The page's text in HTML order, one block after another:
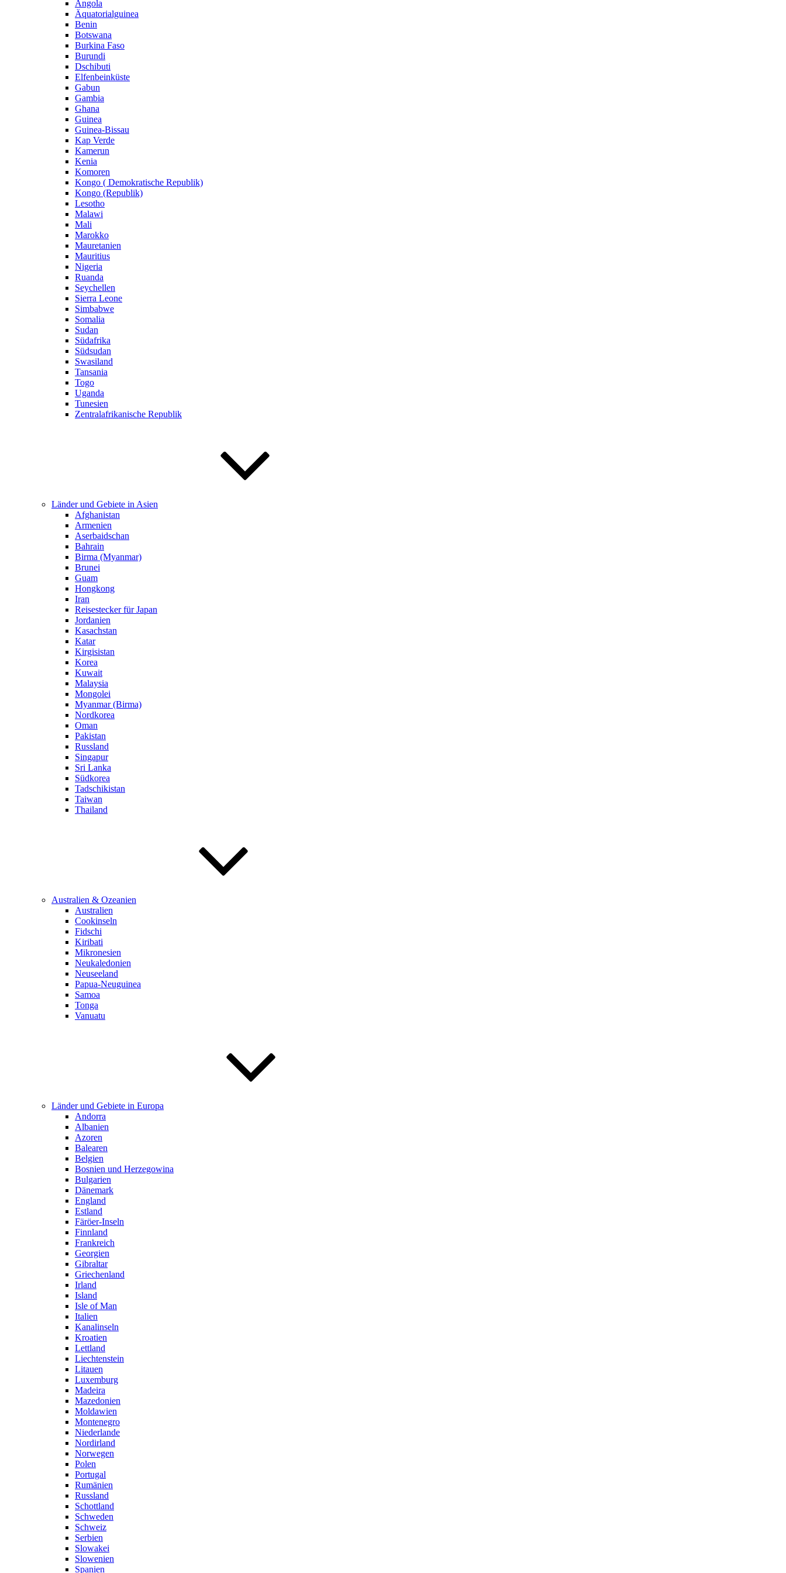
Angola
Äquatorialguinea
Benin
Botswana
Burkina Faso
Burundi
Dschibuti
Elfenbeinküste
Gabun
Gambia
Ghana
Guinea
Guinea-Bissau
Kap Verde
Kamerun
Kenia
Komoren
Kongo ( Demokratische Republik)
Kongo (Republik)
Lesotho
Malawi
Mali
Marokko
Mauretanien
Mauritius
Nigeria
Ruanda
Seychellen
Sierra Leone
Simbabwe
Somalia
Sudan
Südafrika
Südsudan
Swasiland
Tansania
Togo
Uganda
Tunesien
Zentralafrikanische Republik
Länder und Gebiete in Asien
Afghanistan
Armenien
Aserbaidschan
Bahrain
Birma (Myanmar)
Brunei
Guam
Hongkong
Iran
Reisestecker für Japan
Jordanien
Kasachstan
Katar
Kirgisistan
Korea
Kuwait
Malaysia
Mongolei
Myanmar (Birma)
Nordkorea
Oman
Pakistan
Russland
Singapur
Sri Lanka
Südkorea
Tadschikistan
Taiwan
Thailand
Australien & Ozeanien
Australien
Cookinseln
Fidschi
Kiribati
Mikronesien
Neukaledonien
Neuseeland
Papua-Neuguinea
Samoa
Tonga
Vanuatu
Länder und Gebiete in Europa
Andorra
Albanien
Azoren
Balearen
Belgien
Bosnien und Herzegowina
Bulgarien
Dänemark
England
Estland
Färöer-Inseln
Finnland
Frankreich
Georgien
Gibraltar
Griechenland
Irland
Island
Isle of Man
Italien
Kanalinseln
Kroatien
Lettland
Liechtenstein
Litauen
Luxemburg
Madeira
Mazedonien
Moldawien
Montenegro
Niederlande
Nordirland
Norwegen
Polen
Portugal
Rumänien
Russland
Schottland
Schweden
Schweiz
Serbien
Slowakei
Slowenien
Spanien